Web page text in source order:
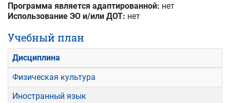
Программа является адаптированной: нет
Использование ЭО и/или ДОТ: нет
Учебный план
Дисциплина
Физическая культура
Иностранный язык